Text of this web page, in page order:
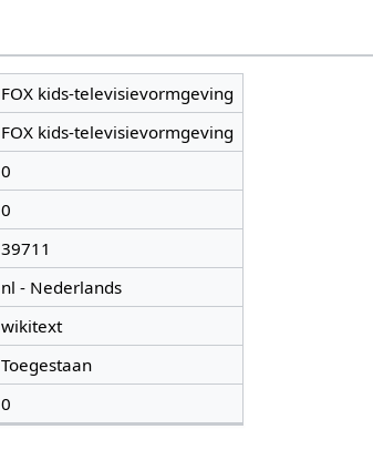
FOX kids-televisievormgeving
FOX kids-televisievormgeving
0
0
39711
nl - Nederlands
wikitext
Toegestaan
0